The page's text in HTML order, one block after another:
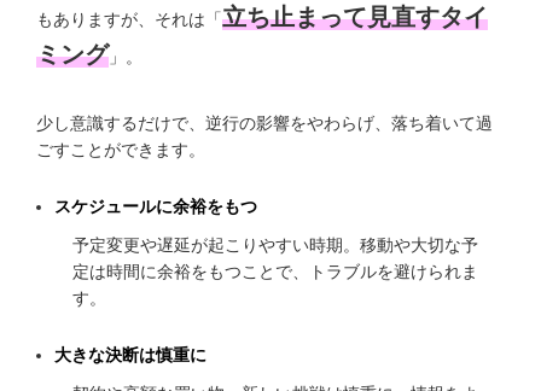
もありますが、それは「立ち止まって見直すタイ
ミング 」。
少し意識するだけで、逆行の影響をやわらげ、落ち着いて過
ごすことができます。
スケジュールに余裕をもつ
予定変更や遅延が起こりやすい時期。移動や大切な予
定は時間に余裕をもつことで、トラブルを避けられま
す。
大きな決断は慎重に